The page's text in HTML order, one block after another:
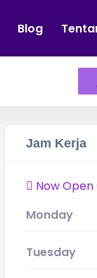
Blog
Jam Kerja
Now Open
Monday
Tuesday